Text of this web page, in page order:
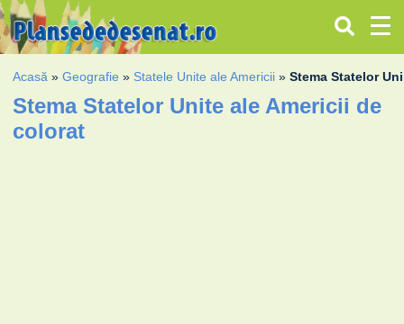
Acasă »Geografie » Statele Unite ale Americii »Stema Statelor
Stema Statelor Unite ale Americii de
colorat